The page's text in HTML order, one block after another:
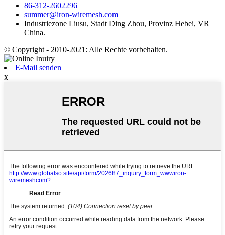
86-312-2602296
summer@iron-wiremesh.com
Industriezone Liusu, Stadt Ding Zhou, Provinz Hebei, VR
China.
© Copyright - 2010-2021: Alle Rechte vorbehalten.
E-Mail senden
x